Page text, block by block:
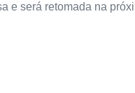
e será retomada na